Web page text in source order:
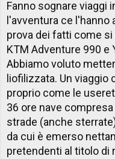
Fanno sognare viaggi
l'avventura ce l'hanno
prova dei fatti come si
KTM Adventure 990 e
Abbiamo voluto
liofilizzata. Un viaggio
proprio come le
36 ore nave
strade (anche
da cui è emerso
pretendenti al titolo di